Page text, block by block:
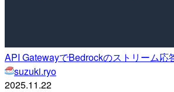
API GatewayでBedrockのストリーム応
suzuki.ryo
2025.11.22